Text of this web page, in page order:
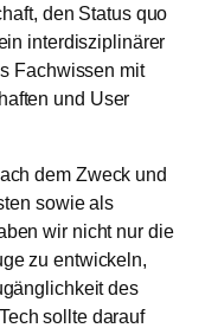
den Status quo
interdisziplinärer
Fachwissen mit
und User
dem Zweck und
sowie als
wir nicht nur die
zu entwickeln,
des
sollte darauf